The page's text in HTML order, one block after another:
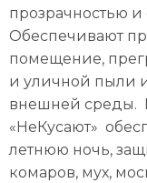
прозрачностью
Обеспечивают
помещение,
и уличной пыли
внешней среды.
«НеКусают»
летнюю ночь,
комаров, мух,